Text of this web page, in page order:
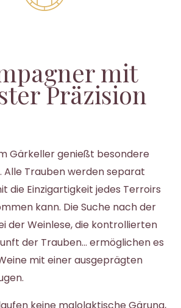
mit
Präzision
Gärkeller genießt besondere
Alle Trauben werden separat
die Einzigartigkeit jedes Terroirs
kann. Die Suche nach der
der Weinlese, die kontrollierten
der Trauben... ermöglichen es
mit einer ausgeprägten
keine malolaktische Gärung,